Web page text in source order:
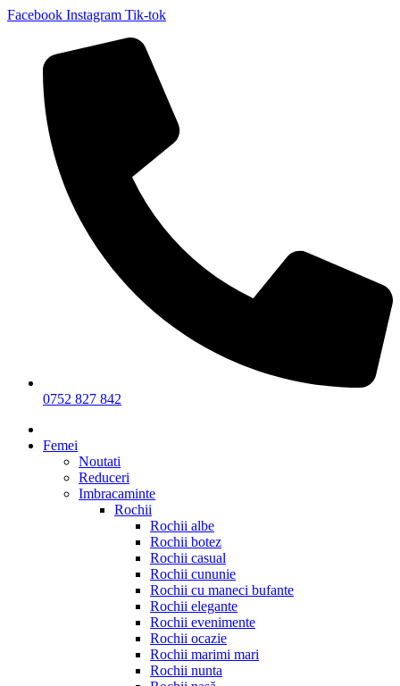
Facebook Instagram Tik-tok
0752 827 842
Femei
Noutati
Reduceri
Imbracaminte
Rochii
Rochii albe
Rochii botez
Rochii casual
Rochii cununie
Rochii cu maneci bufante
Rochii elegante
Rochii evenimente
Rochii ocazie
Rochii marimi mari
Rochii nunta